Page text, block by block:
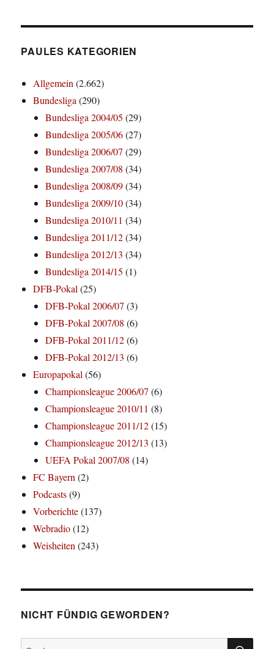
PAULES KATEGORIEN
Allgemein(2.662)
Bundesliga(290)
Bundesliga 2004/05 (29)
Bundesliga 2005/06(27)
Bundesliga 2006/07 (29)
Bundesliga 2007/08 (34)
Bundesliga 2008/09(34)
Bundesliga 2009/10(34)
Bundesliga 2010/11 (34)
Bundesliga 2011/12(34)
Bundesliga 2012/13 (34)
Bundesliga 2014/15 (1)
DFB-Pokal(25)
DFB-Pokal 2006/07 (3)
DFB-Pokal 2007/08 (6)
DFB-Pokal 2011/12(6)
DFB-Pokal 2012/13 (6)
Europapokal(56)
Championsleague 2006/07 (6)
Championsleague 2010/11 (8)
Championsleague 2011/12(15)
Championsleague 2012/13 (13)
UEFA Pokal 2007/08 (14)
FC Bayern(2)
Podcasts(9)
Vorberichte(137)
Webradio(12)
Weisheiten(243)
NICHT FÜNDIG GEWORDEN?
Suchen